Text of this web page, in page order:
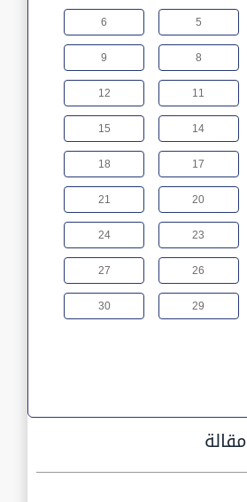
5
6
8
9
11
12
14
15
17
18
20
21
23
24
26
27
29
30